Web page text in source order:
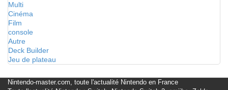
Multi
Cinéma
Film
console
Autre
Deck Builder
Jeu de plateau
Nintendo-master.com, toute l'actualité Nintendo en France